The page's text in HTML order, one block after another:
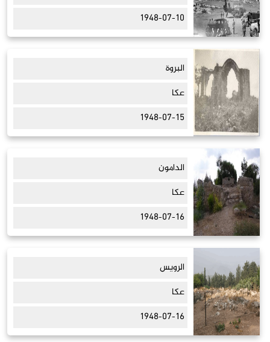
1948-07-10
البروة
عكا
1948-07-15
الدامون
عكا
1948-07-16
الرويس
عكا
1948-07-16